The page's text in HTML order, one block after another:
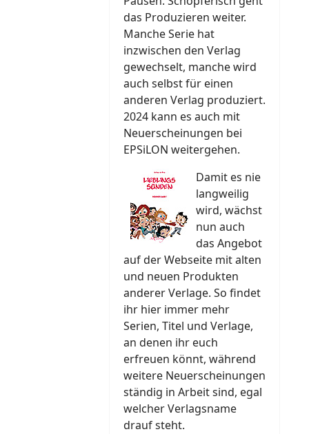
das Produzieren weiter.
Manche Serie hat
inzwischen den Verlag
gewechselt, manche wird
auch selbst für einen
anderen Verlag produziert.
2024 kann es auch mit
Neuerscheinungen bei
EPSiLON weitergehen.
Damit es nie
langweilig
wird, wächst
nun auch
das Angebot
auf der Webseite mit alten
und neuen Produkten
anderer Verlage. So findet
ihr hier immer mehr
Serien, Titel und Verlage,
an denen ihr euch
erfreuen könnt, während
weitere Neuerscheinungen
ständig in Arbeit sind, egal
welcher Verlagsname
drauf steht.